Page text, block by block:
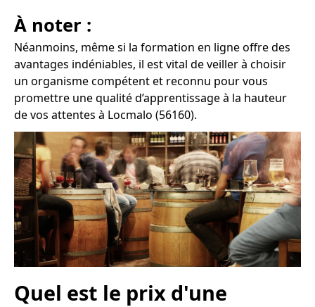
À noter :
Néanmoins, même si la formation en ligne offre des
avantages indéniables, il est vital de veiller à choisir
un organisme compétent et reconnu pour vous
promettre une qualité d’apprentissage à la hauteur
de vos attentes à Locmalo (56160).
Quel est le prix d'une